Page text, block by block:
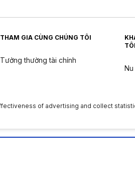
THAM GIA CÙNG CHÚNG TÔI
Tưởng thường tài chính
TÔI